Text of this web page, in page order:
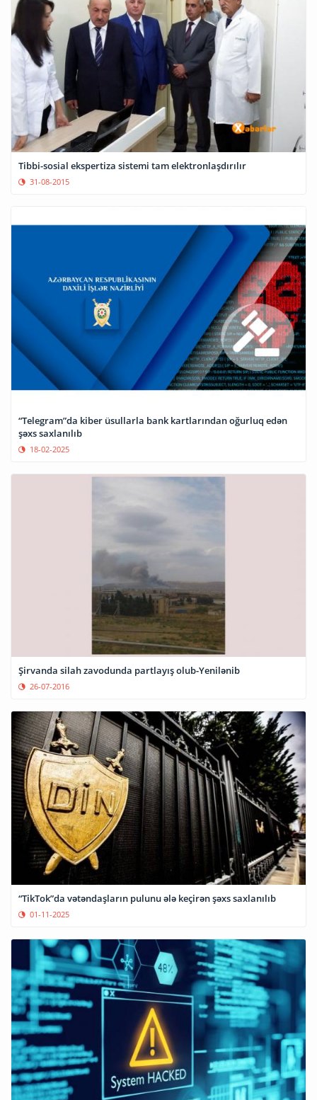
Tibbi-sosial ekspertiza sistemi tam elektronlaşdırılır
31-08-2015
“Telegram”da kiber üsullarla bank kartlarından oğurluq edən
şəxs saxlanılıb
18-02-2025
Şirvanda silah zavodunda partlayış olub-Yenilənib
26-07-2016
“TikTok”da vətəndaşların pulunu ələ keçirən şəxs saxlanılıb
01-11-2025